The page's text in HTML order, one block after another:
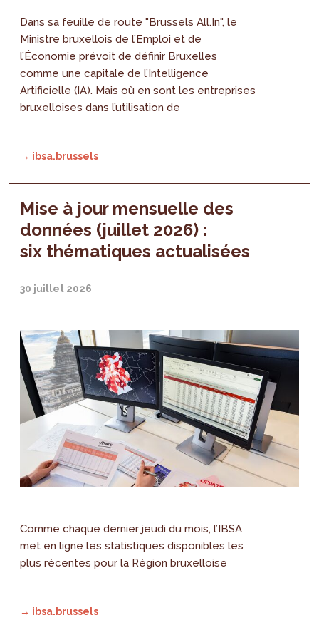
Dans sa feuille de route "Brussels All.In", le
Ministre bruxellois de l’Emploi et de
l’Économie prévoit de définir Bruxelles
comme une capitale de l’Intelligence
Artificielle (IA). Mais où en sont les entreprises
bruxelloises dans l’utilisation de
→ ibsa.brussels
Mise à jour mensuelle des
données (juillet 2026) :
six thématiques actualisées
30 juillet 2026
Comme chaque dernier jeudi du mois, l’IBSA
met en ligne les statistiques disponibles les
plus récentes pour la Région bruxelloise
→ ibsa.brussels